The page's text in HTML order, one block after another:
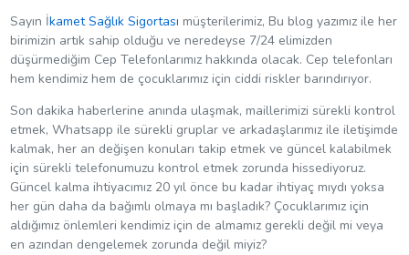
Sayın İkamet Sağlık Sigortası müşterilerimiz, Bu blog yazımız ile her
birimizin artık sahip olduğu ve neredeyse 7/24 elimizden
düşürmediğim Cep Telefonlarımız hakkında olacak. Cep telefonları
hem kendimiz hem de çocuklarımız için ciddi riskler barındırıyor.
Son dakika haberlerine anında ulaşmak, maillerimizi sürekli kontrol
etmek, Whatsapp ile sürekli gruplar ve arkadaşlarımız ile iletişimde
kalmak, her an değişen konuları takip etmek ve güncel kalabilmek
için sürekli telefonumuzu kontrol etmek zorunda hissediyoruz.
Güncel kalma ihtiyacımız 20 yıl önce bu kadar ihtiyaç mıydı yoksa
her gün daha da bağımlı olmaya mı başladık? Çocuklarımız için
aldığımız önlemleri kendimiz için de almamız gerekli değil mi veya
en azından dengelemek zorunda değil miyiz?